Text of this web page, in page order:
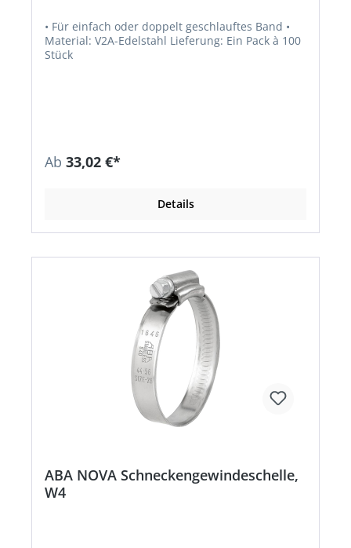
• Für einfach oder doppelt geschlauftes Band •
Material: V2A-Edelstahl Lieferung: Ein Pack à 100
Stück
Ab 33,02 €*
Details
ABA NOVA Schneckengewindeschelle,
W4